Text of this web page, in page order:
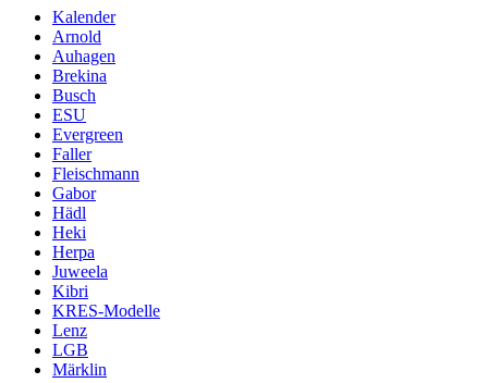
Kalender
Arnold
Auhagen
Brekina
Busch
ESU
Evergreen
Faller
Fleischmann
Gabor
Hädl
Heki
Herpa
Juweela
Kibri
KRES-Modelle
Lenz
LGB
Märklin